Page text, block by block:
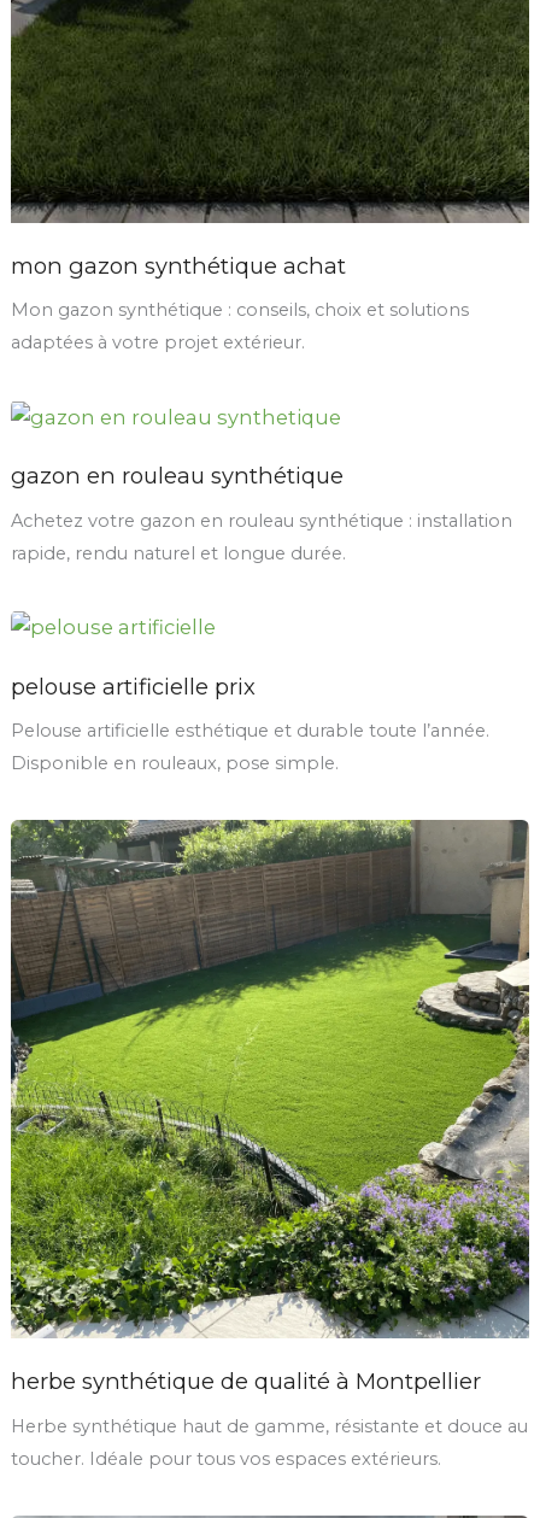
mon gazon synthétique achat
Mon gazon synthétique : conseils, choix et solutions
adaptées à votre projet extérieur.
gazon en rouleau synthétique
Achetez votre gazon en rouleau synthétique : installation
rapide, rendu naturel et longue durée.
pelouse artificielle prix
Pelouse artificielle esthétique et durable toute l’année.
Disponible en rouleaux, pose simple.
herbe synthétique de qualité à Montpellier
Herbe synthétique haut de gamme, résistante et douce au
toucher. Idéale pour tous vos espaces extérieurs.